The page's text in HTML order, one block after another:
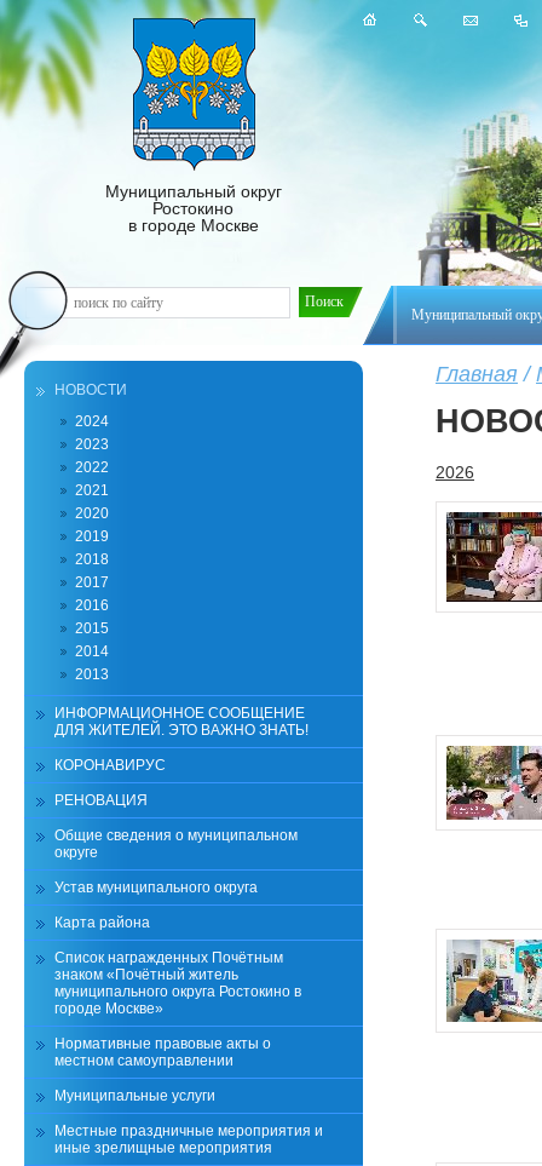
Муниципальный
Муниципальный округ
Ростокино
в городе Москве
Главная /
2026
НОВОСТИ
2024
2023
2022
2021
2020
2019
2018
2017
2016
2015
2014
2013
ИНФОРМАЦИОННОЕ СООБЩЕНИЕ
ДЛЯ ЖИТЕЛЕЙ. ЭТО ВАЖНО ЗНАТЬ!
КОРОНАВИРУС
РЕНОВАЦИЯ
Общие сведения о муниципальном
округе
Устав муниципального округа
Карта района
Список награжденных Почётным
знаком «Почётный житель
муниципального округа Ростокино в
городе Москве»
Нормативные правовые акты о
местном самоуправлении
Муниципальные услуги
Местные праздничные мероприятия и
иные зрелищные мероприятия